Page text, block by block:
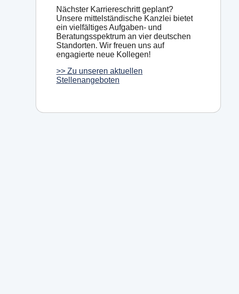
Nächster Karriereschritt geplant?
Unsere mittelständische Kanzlei bietet
ein vielfältiges Aufgaben- und
Beratungsspektrum an vier deutschen
Standorten. Wir freuen uns auf
engagierte neue Kollegen!
>> Zu unseren aktuellen
Stellenangeboten